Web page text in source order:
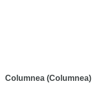
Columnea (Columnea)